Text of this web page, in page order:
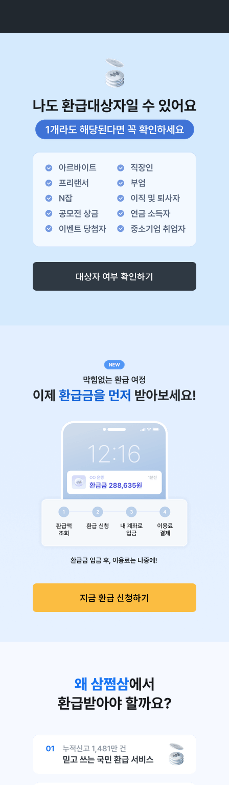
지금 환급 신청하기
대상자 여부 확인하기